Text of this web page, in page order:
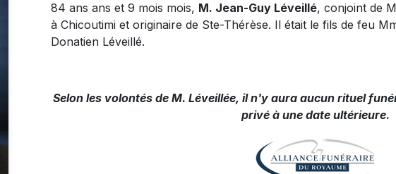
84 ans ans et 9 mois mois, M. Jean-Guy Léveillé, conjoint de
à Chicoutimi et originaire de Ste-Thérèse. Il était le fils de feu
Donatien Léveillé.
Selon les volontés de M. Léveillée, il n'y aura aucun rituel
privé à une date ultérieure.